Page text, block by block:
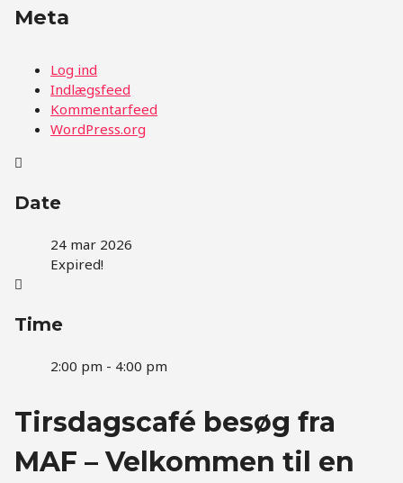
Meta
Log ind
Indlægsfeed
Kommentarfeed
WordPress.org
Date
24 mar 2026
Expired!
Time
2:00 pm - 4:00 pm
Tirsdagscafé besøg fra
MAF – Velkommen til en